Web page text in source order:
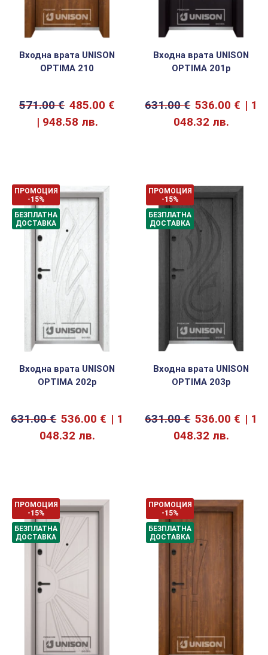
Входна врата UNISON
OPTIMA 210
571.00€ 485.00 €
948.58 лв.
Входна врата UNISON
OPTIMA 201p
631.00€ 536.00 €
1
048.32 лв.
ПРОМОЦИЯ
-15%
БЕЗПЛАТНА
ДОСТАВКА
Входна врата UNISON
OPTIMA 202p
631.00€ 536.00 €
1
048.32 лв.
ПРОМОЦИЯ
-15%
БЕЗПЛАТНА
ДОСТАВКА
Входна врата UNISON
OPTIMA 203p
631.00€ 536.00 €
1
048.32 лв.
ПРОМОЦИЯ
-15%
БЕЗПЛАТНА
ДОСТАВКА
ПРОМОЦИЯ
-15%
БЕЗПЛАТНА
ДОСТАВКА